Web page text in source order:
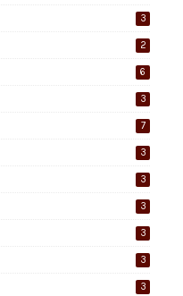
3
2
6
3
7
3
3
3
3
3
3